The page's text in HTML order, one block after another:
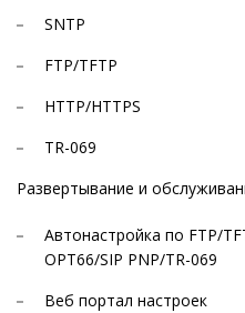
SNTP
FTP/TFTP
HTTP/HTTPS
TR-069
Развертывание и
Автонастройка по FTP/
OPT66/SIP PNP/TR-069
Веб портал настроек